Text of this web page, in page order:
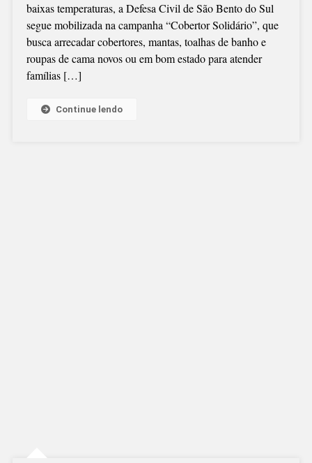
baixas temperaturas, a Defesa Civil de São Bento do Sul
segue mobilizada na campanha “Cobertor Solidário”, que
busca arrecadar cobertores, mantas, toalhas de banho e
roupas de cama novos ou em bom estado para atender
famílias […]
Continue lendo